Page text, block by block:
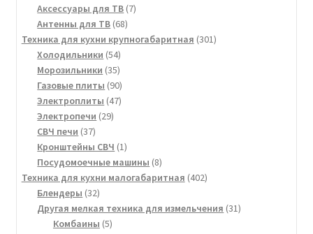
Аксессуары для ТВ 77
Антенны для ТВ 6868
товаров
Техника для кухни крупногабаритная 301301
Холодильники 5454
товара
Морозильники 3535
товаров
Газовые плиты 9090
товаров
Электроплиты 4747
Электропечи 2929
СВЧ печи 3737
товаров
Кронштейны СВЧ 11
товар
Посудомоечные машины 88
товаров
Техника для кухни малогабаритная 402402
Блендеры 3232
товара
Другая мелкая техника для измельчения 3131
Комбаины 55